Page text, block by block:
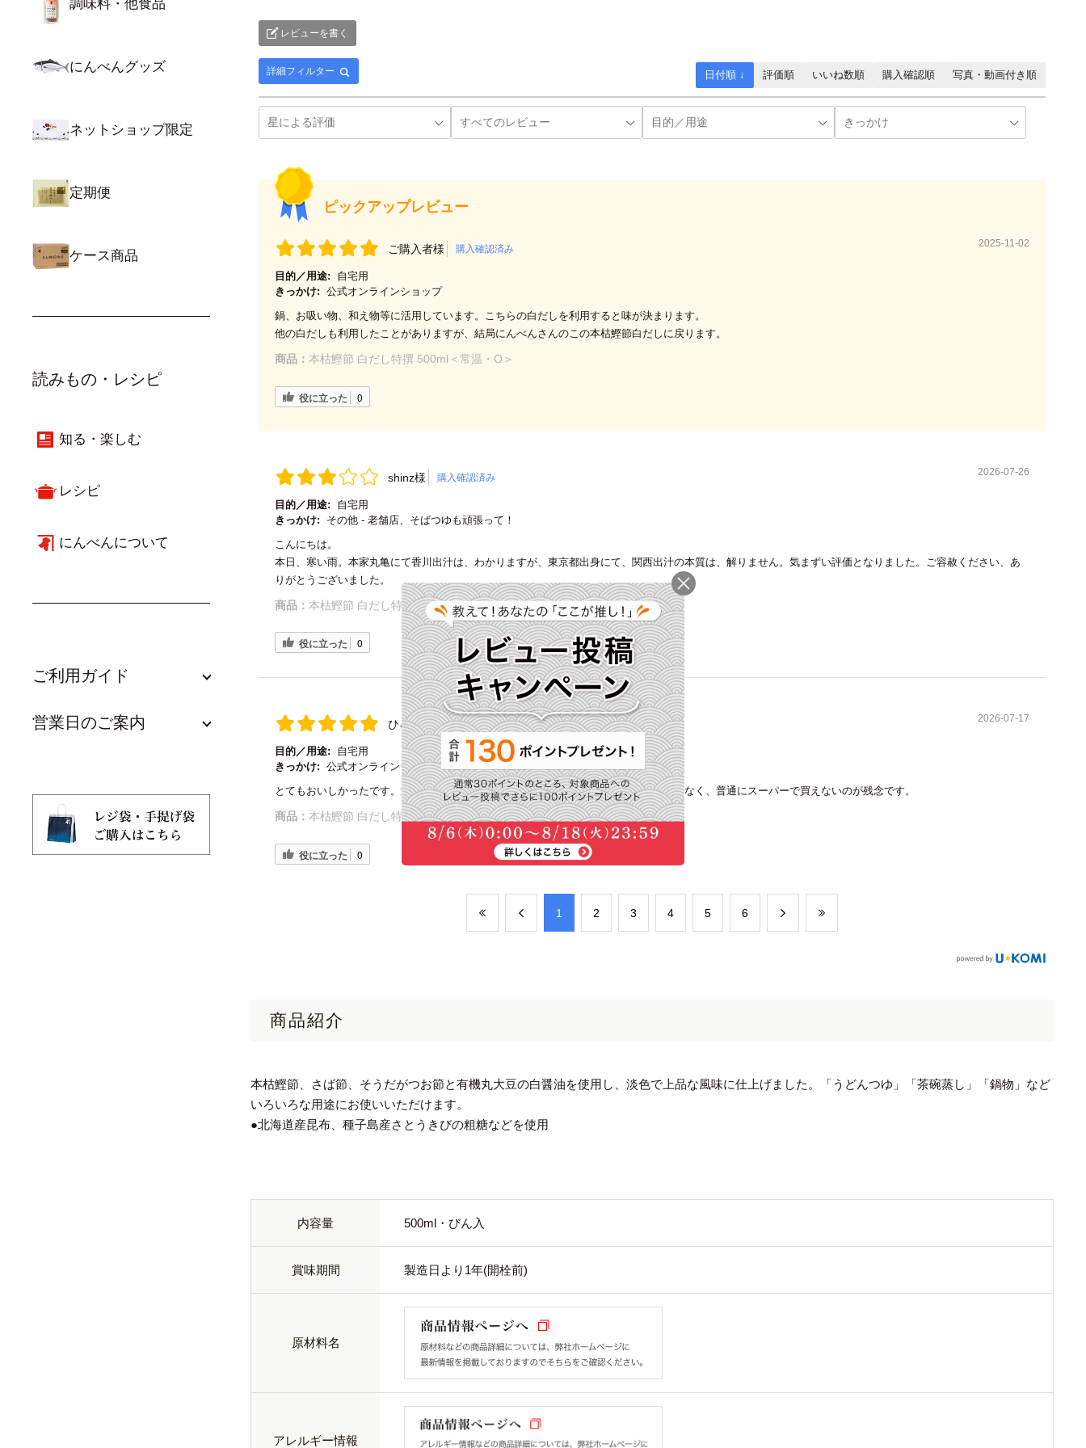
調味料・他食品
にんべんグッズ
ネットショップ限定
定期便
ケース商品
読みもの・レシピ
知る・楽しむ
レシピ
にんべんについて
ご利用ガイド
営業日のご案内
レビューを書く
詳細フィルター 日付順 ↓ 評価順 いいね数順 購入確認順 写真・動画付き順
ピックアップレビュー
ご購入者様 購入確認済み 2025-11-02
目的／用途:
自宅用
きっかけ: 公式オンラインショップ
鍋、お吸い物、和え物等に活用しています。こちらの白だしを利用すると味が決まります。
他の白だしも利用したことがありますが、結局にんべんさんのこの本枯鰹節白だしに戻ります。
商品： 本枯鰹節 白だし特撰 500ml＜常温・O＞
役に立った 0
shinz様 購入確認済み 2026-07-26
目的／用途:
自宅用
きっかけ:
その他 - 老舗店、そばつゆも頑張って！
こんにちは。
本日、寒い雨。本家丸亀にて香川出汁は、わかりますが、東京都出身にて、関西出汁の本質は、解りません。気まずい評価となりました。ご容赦ください、あ
りがとうございました。
商品： 本枯鰹節 白だし特撰 500ml＜常温・O＞
役に立った 0
ひろっちゃん様 購入確認済み 2026-07-17
目的／用途:
自宅用
きっかけ: 公式オンラインショップ
とてもおいしかったです。添加物が入っていないので安心して使えます。取扱店舗が少なく、普通にスーパーで買えないのが残念です。
商品： 本枯鰹節 白だし特撰 500ml＜常温・O＞
役に立った 0
​1 ​2 ​3 ​4 ​5 ​6
商品紹介
本枯鰹節、さば節、そうだがつお節と有機丸大豆の白醤油を使用し、淡色で上品な風味に仕上げました。「うどんつゆ」「茶碗蒸し」「鍋物」など
いろいろな用途にお使いいただけます。
●北海道産昆布、種子島産さとうきびの粗糖などを使用
内容量 500ml・びん入
賞味期間 製造日より1年(開栓前)
原材料名
アレルギー情報